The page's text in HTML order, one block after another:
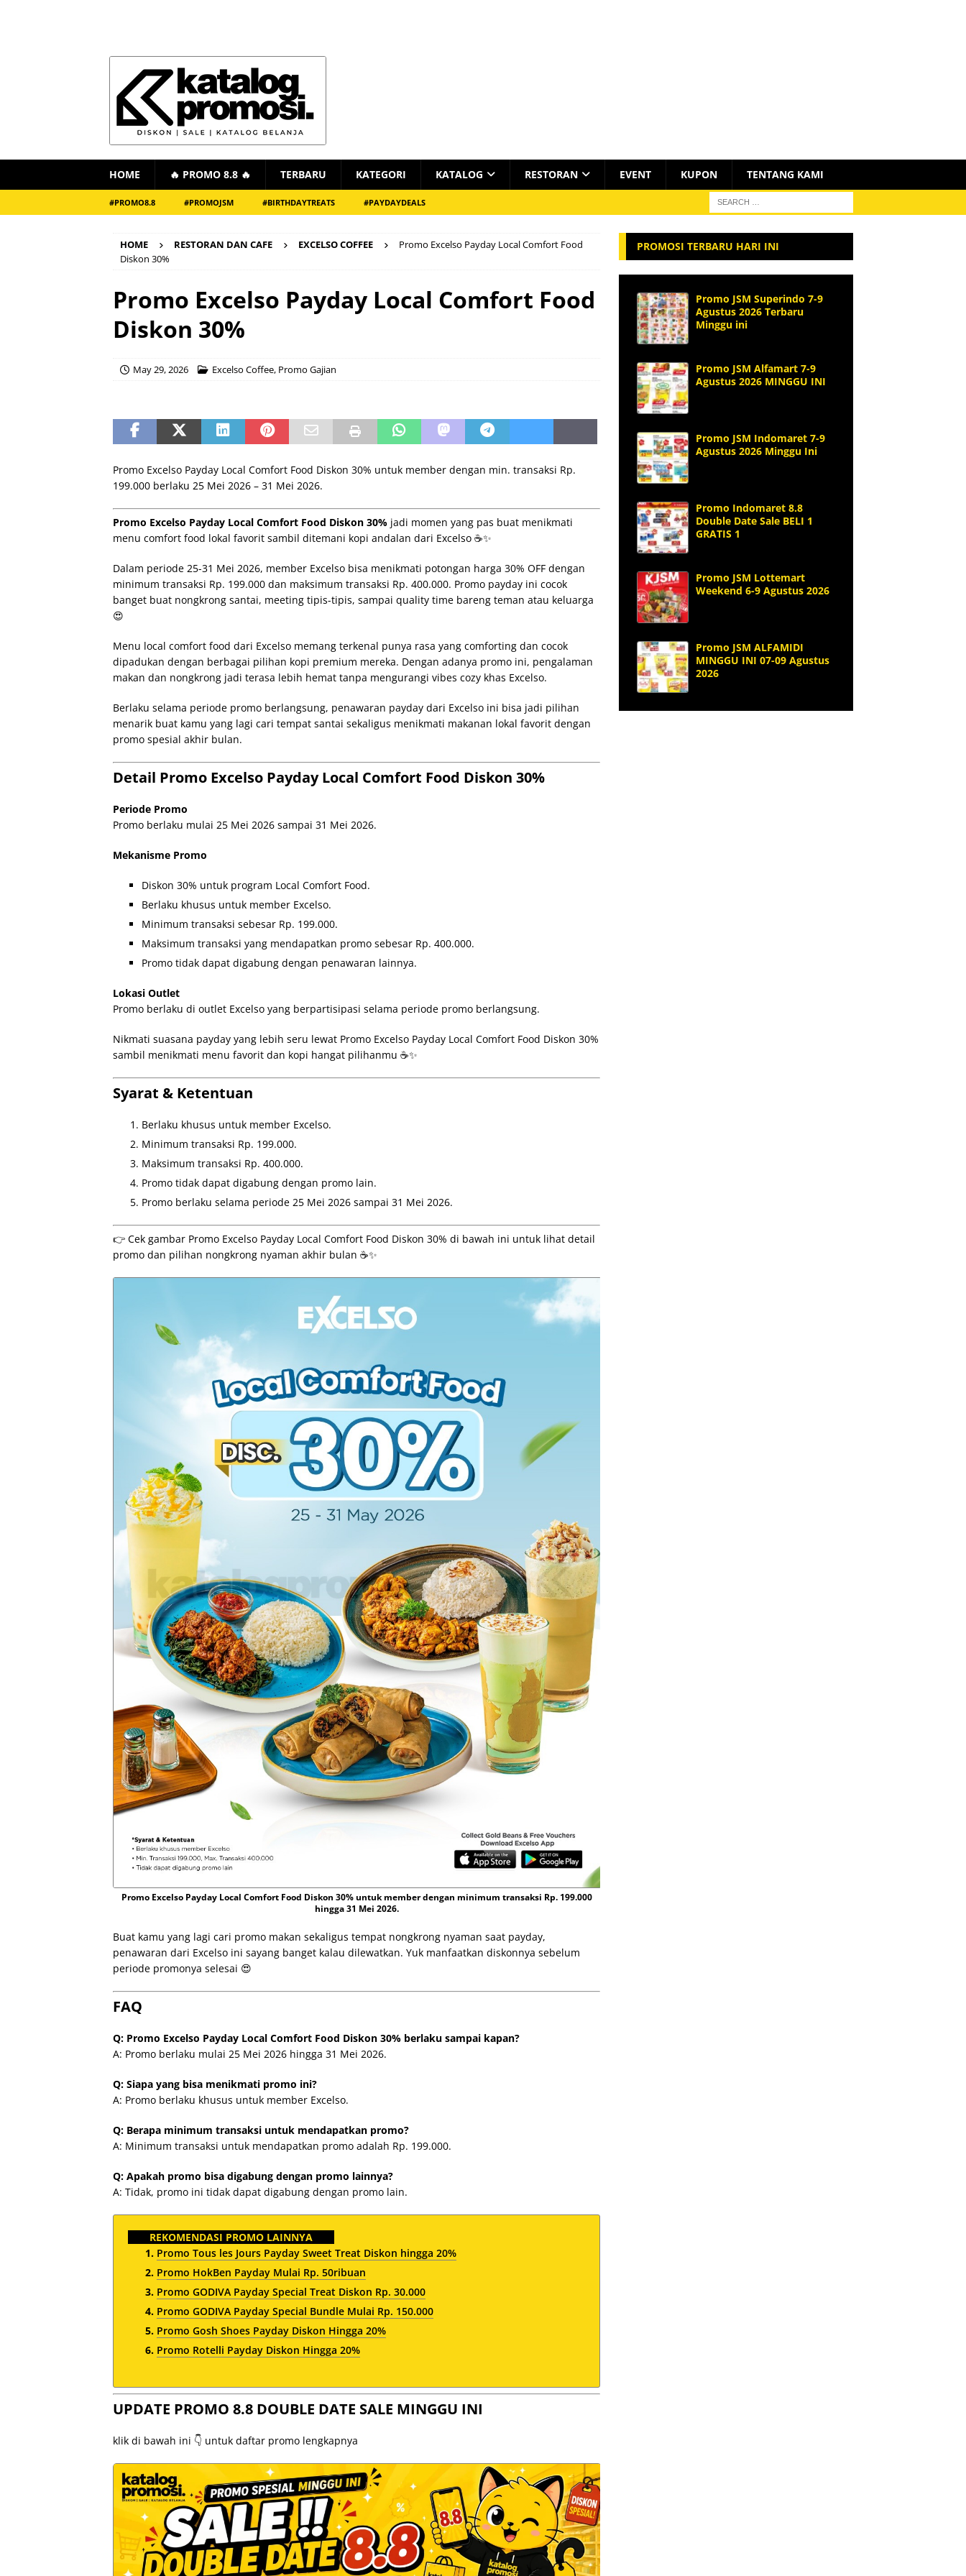
HOME 🔥 PROMO 8.8 🔥 TERBARU KATEGORI KATALOG RESTORAN EVENT KUPON TENTANG KAMI
#PROMO8.8 #PROMOJSM #BIRTHDAYTREATS #PAYDAYDEALS
HOME RESTORAN DAN CAFE EXCELSO COFFEE
Promo Excelso Payday Local Comfort Food
Diskon 30%
Promo Excelso Payday Local Comfort Food
Diskon 30%
May 29, 2026 Excelso Coffee, Promo Gajian
Promo Excelso Payday Local Comfort Food Diskon 30% untuk member dengan min. transaksi Rp.
199.000 berlaku 25 Mei 2026 – 31 Mei 2026.
Promo Excelso Payday Local Comfort Food Diskon 30% jadi momen yang pas buat menikmati
menu comfort food lokal favorit sambil ditemani kopi andalan dari Excelso ☕✨
Dalam periode 25-31 Mei 2026, member Excelso bisa menikmati potongan harga 30% OFF dengan
minimum transaksi Rp. 199.000 dan maksimum transaksi Rp. 400.000. Promo payday ini cocok
banget buat nongkrong santai, meeting tipis-tipis, sampai quality time bareng teman atau keluarga
😍
Menu local comfort food dari Excelso memang terkenal punya rasa yang comforting dan cocok
dipadukan dengan berbagai pilihan kopi premium mereka. Dengan adanya promo ini, pengalaman
makan dan nongkrong jadi terasa lebih hemat tanpa mengurangi vibes cozy khas Excelso.
Berlaku selama periode promo berlangsung, penawaran payday dari Excelso ini bisa jadi pilihan
menarik buat kamu yang lagi cari tempat santai sekaligus menikmati makanan lokal favorit dengan
promo spesial akhir bulan.
Detail Promo Excelso Payday Local Comfort Food Diskon 30%
Periode Promo
Promo berlaku mulai 25 Mei 2026 sampai 31 Mei 2026.
Mekanisme Promo
Diskon 30% untuk program Local Comfort Food.
Berlaku khusus untuk member Excelso.
Minimum transaksi sebesar Rp. 199.000.
Maksimum transaksi yang mendapatkan promo sebesar Rp. 400.000.
Promo tidak dapat digabung dengan penawaran lainnya.
Lokasi Outlet
Promo berlaku di outlet Excelso yang berpartisipasi selama periode promo berlangsung.
Nikmati suasana payday yang lebih seru lewat Promo Excelso Payday Local Comfort Food Diskon 30%
sambil menikmati menu favorit dan kopi hangat pilihanmu ☕✨
Syarat & Ketentuan
Berlaku khusus untuk member Excelso.
Minimum transaksi Rp. 199.000.
Maksimum transaksi Rp. 400.000.
Promo tidak dapat digabung dengan promo lain.
Promo berlaku selama periode 25 Mei 2026 sampai 31 Mei 2026.
👉 Cek gambar Promo Excelso Payday Local Comfort Food Diskon 30% di bawah ini untuk lihat detail
promo dan pilihan nongkrong nyaman akhir bulan ☕✨
Promo Excelso Payday Local Comfort Food Diskon 30% untuk member dengan minimum transaksi Rp. 199.000
hingga 31 Mei 2026.
Buat kamu yang lagi cari promo makan sekaligus tempat nongkrong nyaman saat payday,
penawaran dari Excelso ini sayang banget kalau dilewatkan. Yuk manfaatkan diskonnya sebelum
periode promonya selesai 😍
FAQ
Q: Promo Excelso Payday Local Comfort Food Diskon 30% berlaku sampai kapan?
A: Promo berlaku mulai 25 Mei 2026 hingga 31 Mei 2026.
Q: Siapa yang bisa menikmati promo ini?
A: Promo berlaku khusus untuk member Excelso.
Q: Berapa minimum transaksi untuk mendapatkan promo?
A: Minimum transaksi untuk mendapatkan promo adalah Rp. 199.000.
Q: Apakah promo bisa digabung dengan promo lainnya?
A: Tidak, promo ini tidak dapat digabung dengan promo lain.
REKOMENDASI PROMO LAINNYA
Promo Tous les Jours Payday Sweet Treat Diskon hingga 20%
Promo HokBen Payday Mulai Rp. 50ribuan
Promo GODIVA Payday Special Treat Diskon Rp. 30.000
Promo GODIVA Payday Special Bundle Mulai Rp. 150.000
Promo Gosh Shoes Payday Diskon Hingga 20%
Promo Rotelli Payday Diskon Hingga 20%
UPDATE PROMO 8.8 DOUBLE DATE SALE MINGGU INI
klik di bawah ini 👇 untuk daftar promo lengkapnya
PROMOSI TERBARU HARI INI
Promo JSM Superindo 7-9
Agustus 2026 Terbaru
Minggu ini
Promo JSM Alfamart 7-9
Agustus 2026 MINGGU INI
Promo JSM Indomaret 7-9
Agustus 2026 Minggu Ini
Promo Indomaret 8.8
Double Date Sale BELI 1
GRATIS 1
Promo JSM Lottemart
Weekend 6-9 Agustus 2026
Promo JSM ALFAMIDI
MINGGU INI 07-09 Agustus
2026